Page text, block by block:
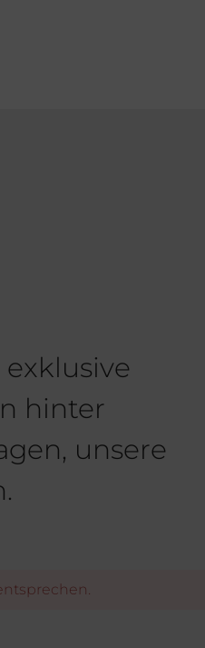
hinter
unsere